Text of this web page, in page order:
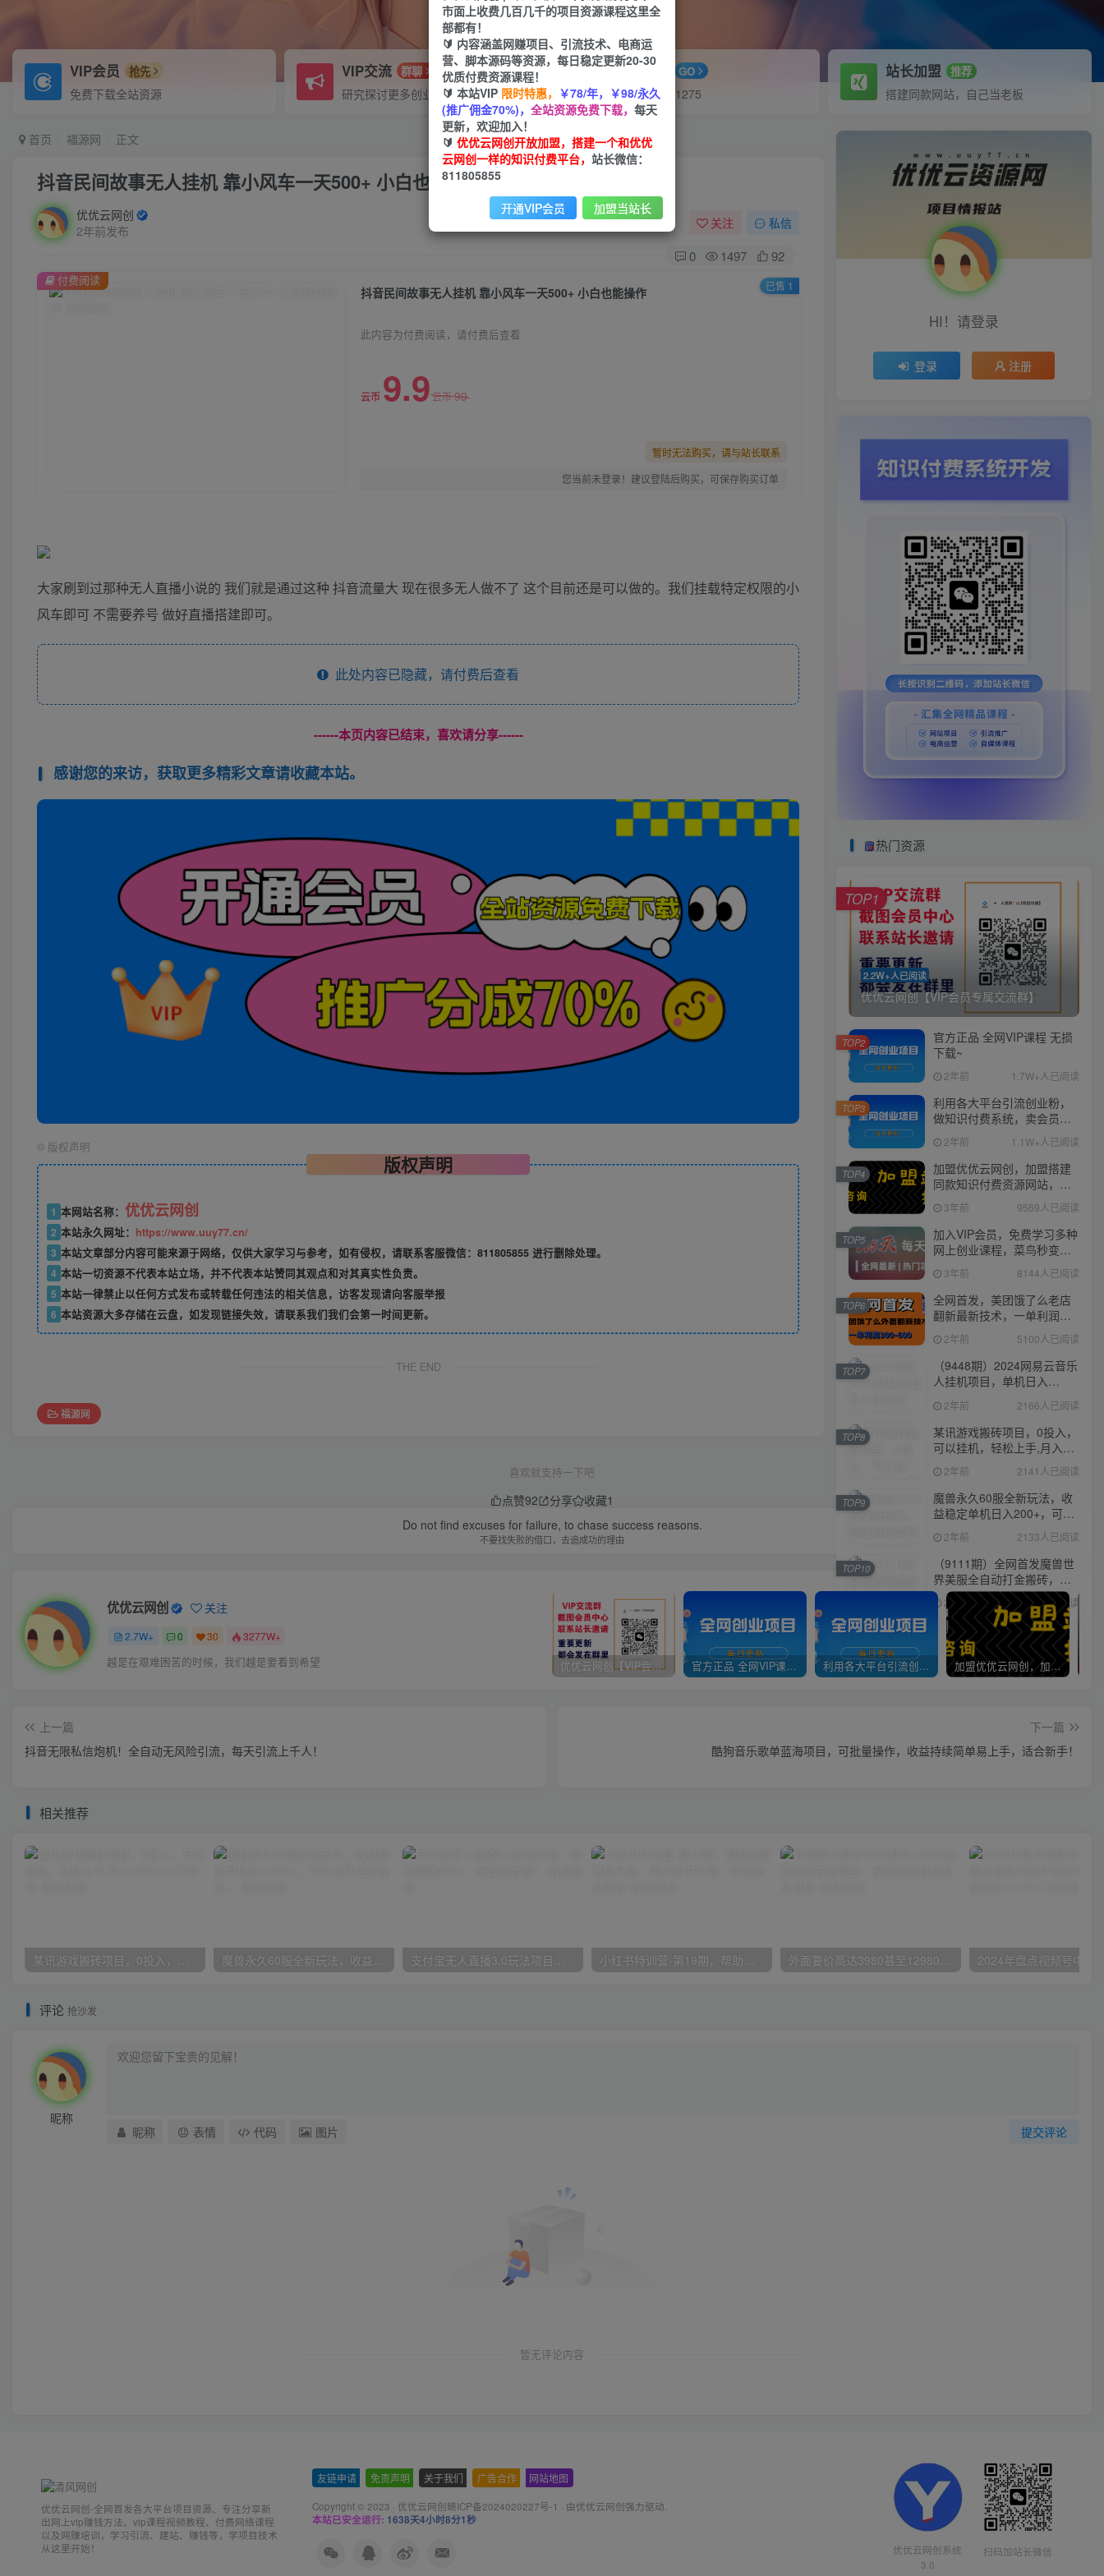
VIP会员 抢先
免费下载全站资源
VIP交流 群聊
研究探讨更多创业项目路子。
APP下载 GO
站长V：hu91275
站长加盟 推荐
搭建同款网站，自己当老板
首页 福源网 正文
抖音民间故事无人挂机 靠小风车一天500+ 小白也能操作
优优云网创
2年前发布
关注 私信
0 1497 92
抖音民间故事无人挂机 靠小风车一天500+ 小白也能操作
此内容为付费阅读，请付费后查看
云币 9.9云币99
暂时无法购买，请与站长联系
您当前未登录！建议登陆后购买，可保存购买订单
付费阅读 已售 1
大家刷到过那种无人直播小说的 我们就是通过这种 抖音流量大 现在很多无人做不了 这个目前还是可以做的。我们挂载特定权限的小
风车即可 不需要养号 做好直播搭建即可。
此处内容已隐藏，请付费后查看
------本页内容已结束，喜欢请分享------
感谢您的来访，获取更多精彩文章请收藏本站。
© 版权声明
版权声明
1 本网站名称： 优优云网创
2 本站永久网址： https://www.uuy77.cn/
3 本站文章部分内容可能来源于网络，仅供大家学习与参考，如有侵权，请联系客服微信：811805855 进行删除处理。
4 本站一切资源不代表本站立场，并不代表本站赞同其观点和对其真实性负责。
5 本站一律禁止以任何方式发布或转载任何违法的相关信息，访客发现请向客服举报
6 本站资源大多存储在云盘，如发现链接失效，请联系我们我们会第一时间更新。
THE END
福源网
喜欢就支持一下吧
点赞92 分享 收藏1
Do not find excuses for failure, to chase success reasons.
不要找失败的借口，去追成功的理由
优优云网创 关注
2.7W+ 0 30 3277W+
越是在艰难困苦的时候，我们越是要看到希望 优优云网创【VIP会员专属交流群】 官方正品 全网VIP课程 无损下载~ 利用各大平台引流创业粉，做知识付费系统，卖会员，卖课程，实现日入几百几千 加盟优优云网创，加盟搭建同款知识付费资源网站，实现长期稳定被动收入~
上一篇
抖音无限私信炮机！全自动无风险引流，每天引流上千人！
下一篇
酷狗音乐歌单蓝海项目，可批量操作，收益持续简单易上手，适合新手！
相关推荐
评论 抢沙发
昵称
提交评论
昵称 表情 代码 图片
暂无评论内容
HI！请登录
登录 注册
热门资源
2.2W+人已阅读
优优云网创【VIP会员专属交流群】
TOP1
官方正品 全网VIP课程 无损
下载~
2年前 1.7W+人已阅读
TOP2
利用各大平台引流创业粉，
做知识付费系统，卖会员，
卖课程，实现日入几百几千
2年前 1.1W+人已阅读
TOP3
加盟优优云网创，加盟搭建
同款知识付费资源网站，实
现长期稳定被动收入~
3年前 9569人已阅读
TOP4
加入VIP会员，免费学习多种
网上创业课程，菜鸟秒变大
神！
3年前 8144人已阅读
TOP5
全网首发，美团饿了么老店
翻新最新技术，一单利润
300-600
2年前 5100人已阅读
TOP6
（9448期）2024网易云音乐
人挂机项目，单机日入
150+，无脑月入5000+
2年前 2166人已阅读
TOP7
某讯游戏搬砖项目，0投入，
可以挂机，轻松上手,月入
3000+上不封顶
2年前 2141人已阅读
TOP8
魔兽永久60服全新玩法，收
益稳定单机日入200+，可以
多开矩阵操作。
2年前 2133人已阅读
TOP9
（9111期）全网首发魔兽世
界美服全自动打金搬砖，日
入1000+，简单好操作，保
姆级教学
2年前 2115人已阅读
TOP10
优优云网创-全网首发各大平台项目资源、专注分享新
出网上vip赚钱方法、vip课程视频教程、付费网络课程
以及网赚培训，学习引流、建站、赚钱等，学项目技术
从这里开始！
友链申请 免责声明 关于我们 广告合作 网站地图
Copyright © 2023 · 优优云网创赣ICP备2024020227号-1 · 由优优云网创强力驱动.
本站已安全运行: 1638天4小时8分2秒
优优云网创系统
3.0
扫码加站长微信
市面上收费几百几千的项目资源课程这里全
部都有！
🔰 内容涵盖网赚项目、引流技术、电商运
营、脚本源码等资源，每日稳定更新20-30
优质付费资源课程！
🔰 本站VIP 限时特惠， ￥78/年，￥98/永久
(推广佣金70%)， 全站资源免费下载， 每天
更新，欢迎加入！
🔰 优优云网创开放加盟，搭建一个和优优
云网创一样的知识付费平台， 站长微信：
811805855
开通VIP会员 加盟当站长